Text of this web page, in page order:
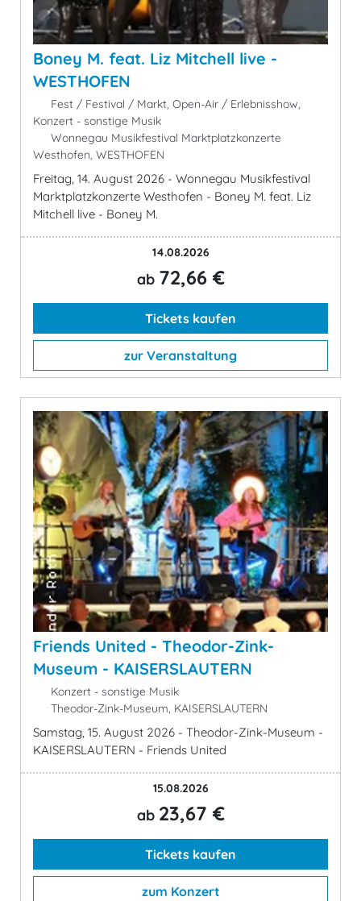
Boney M. feat. Liz Mitchell live -
WESTHOFEN
Fest / Festival / Markt, Open-Air / Erlebnisshow,
Konzert - sonstige Musik
Wonnegau Musikfestival Marktplatzkonzerte
Westhofen, WESTHOFEN
Freitag, 14. August 2026 - Wonnegau Musikfestival
Marktplatzkonzerte Westhofen - Boney M. feat. Liz
Mitchell live - Boney M.
14.08.2026
ab 72,66 €
Tickets kaufen
zur Veranstaltung
Friends United - Theodor-Zink-
Museum - KAISERSLAUTERN
Konzert - sonstige Musik
Theodor-Zink-Museum, KAISERSLAUTERN
Samstag, 15. August 2026 - Theodor-Zink-Museum -
KAISERSLAUTERN - Friends United
15.08.2026
ab 23,67 €
Tickets kaufen
zum Konzert